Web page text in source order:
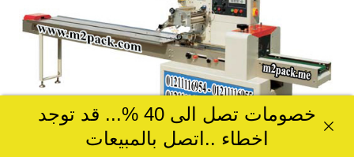
خصومات تصل الى 40 %... قد توجد
اخطاء ..اتصل بالمبيعات